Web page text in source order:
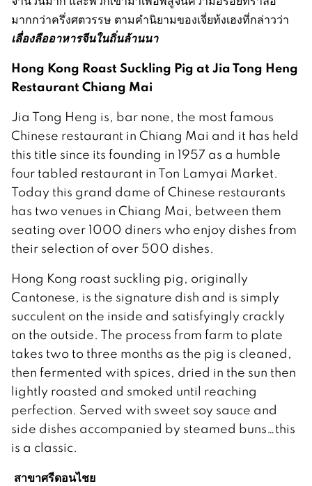
มากกว่าครึ่งศตวรรษ ตามคำนิยามของเจี่ยท้งเฮงที่กล่าวว่า
เลื่องลืออาหารจีนในถิ่นล้านนา
Hong Kong Roast Suckling Pig at Jia Tong Heng
Restaurant Chiang Mai
Jia Tong Heng is, bar none, the most famous
Chinese restaurant in Chiang Mai and it has held
this title since its founding in 1957 as a humble
four tabled restaurant in Ton Lamyai Market.
Today this grand dame of Chinese restaurants
has two venues in Chiang Mai, between them
seating over 1000 diners who enjoy dishes from
their selection of over 500 dishes.
Hong Kong roast suckling pig, originally
Cantonese, is the signature dish and is simply
succulent on the inside and satisfyingly crackly
on the outside. The process from farm to plate
takes two to three months as the pig is cleaned,
then fermented with spices, dried in the sun then
lightly roasted and smoked until reaching
perfection. Served with sweet soy sauce and
side dishes accompanied by steamed buns…this
is a classic.
สาขาศรีดอนไชย